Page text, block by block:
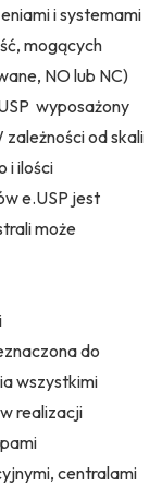
i systemami
mogących
NO lub NC)
wyposażony
od skali
i ilości
e.USP jest
może
do
wszystkimi
realizacji
centralami